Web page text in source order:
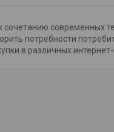
сочетанию современных
потребности
в различных